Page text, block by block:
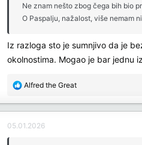
s
:
Ne znam nešto zbog čega bih bio
O Paspalju, nažalost, više nemam
Iz razloga sto je sumnjivo da je
okolnostima. Mogao je bar jednu
R
t
Alfred the Great
05.01.2026